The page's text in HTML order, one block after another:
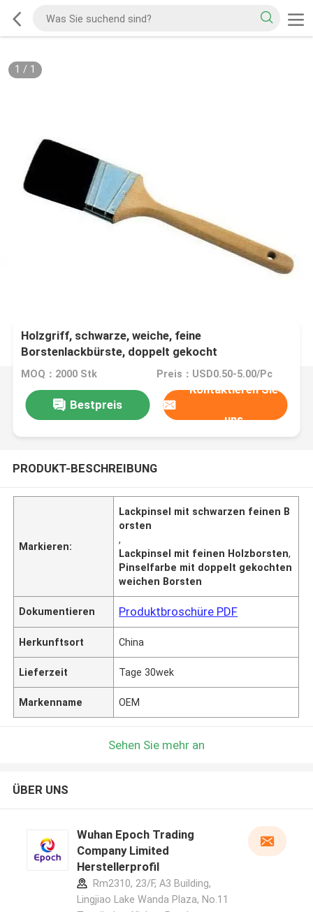
1 / 1
Holzgriff, schwarze, weiche, feine
Borstenlackbürste, doppelt gekocht
MOQ：2000 Stk Preis：USD0.50-5.00/Pc
Bestpreis
Kontaktieren Sie
uns
PRODUKT-BESCHREIBUNG
Markieren:
Lackpinsel mit schwarzen feinen B
orsten
,
Lackpinsel mit feinen Holzborsten,
Pinselfarbe mit doppelt gekochten
weichen Borsten
Dokumentieren Produktbroschüre PDF
Herkunftsort China
Lieferzeit Tage 30wek
Markenname OEM
Sehen Sie mehr an
ÜBER UNS
Wuhan Epoch Trading
Company Limited
Herstellerprofil
Rm2310, 23/F, A3 Building,
Lingjiao Lake Wanda Plaza, No.11